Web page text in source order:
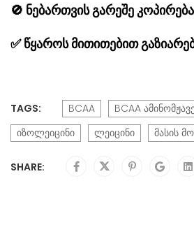
🚫 ნებართვის გარეშე
✅წყაროს მითითებით
TAGS: BCAA BCAA
იზოლეიცინი
ლეიცინი მასის
SHARE: